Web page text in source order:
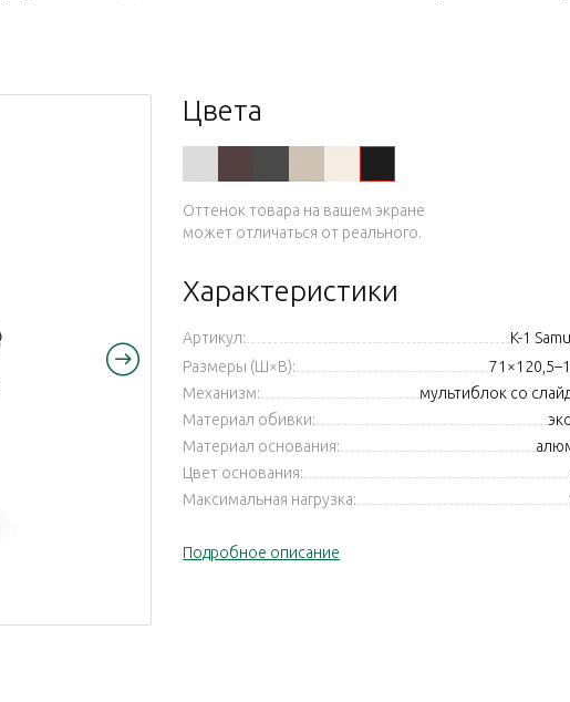
Цвета
Оттенок товара на вашем экране
может отличаться от реального.
Характеристики
Артикул:
K-1
Размеры (Ш×В):
Механизм:
мультиблок со
Материал обивки:
Материал основания:
Цвет основания:
Максимальная нагрузка:
Подробное описание